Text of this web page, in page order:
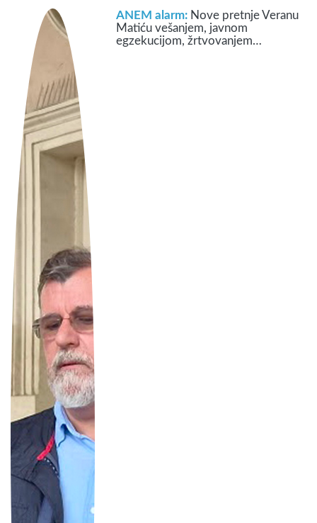
ANEM alarm: Nove pretnje Veranu
Matiću vešanjem, javnom
egzekucijom, žrtvovanjem…